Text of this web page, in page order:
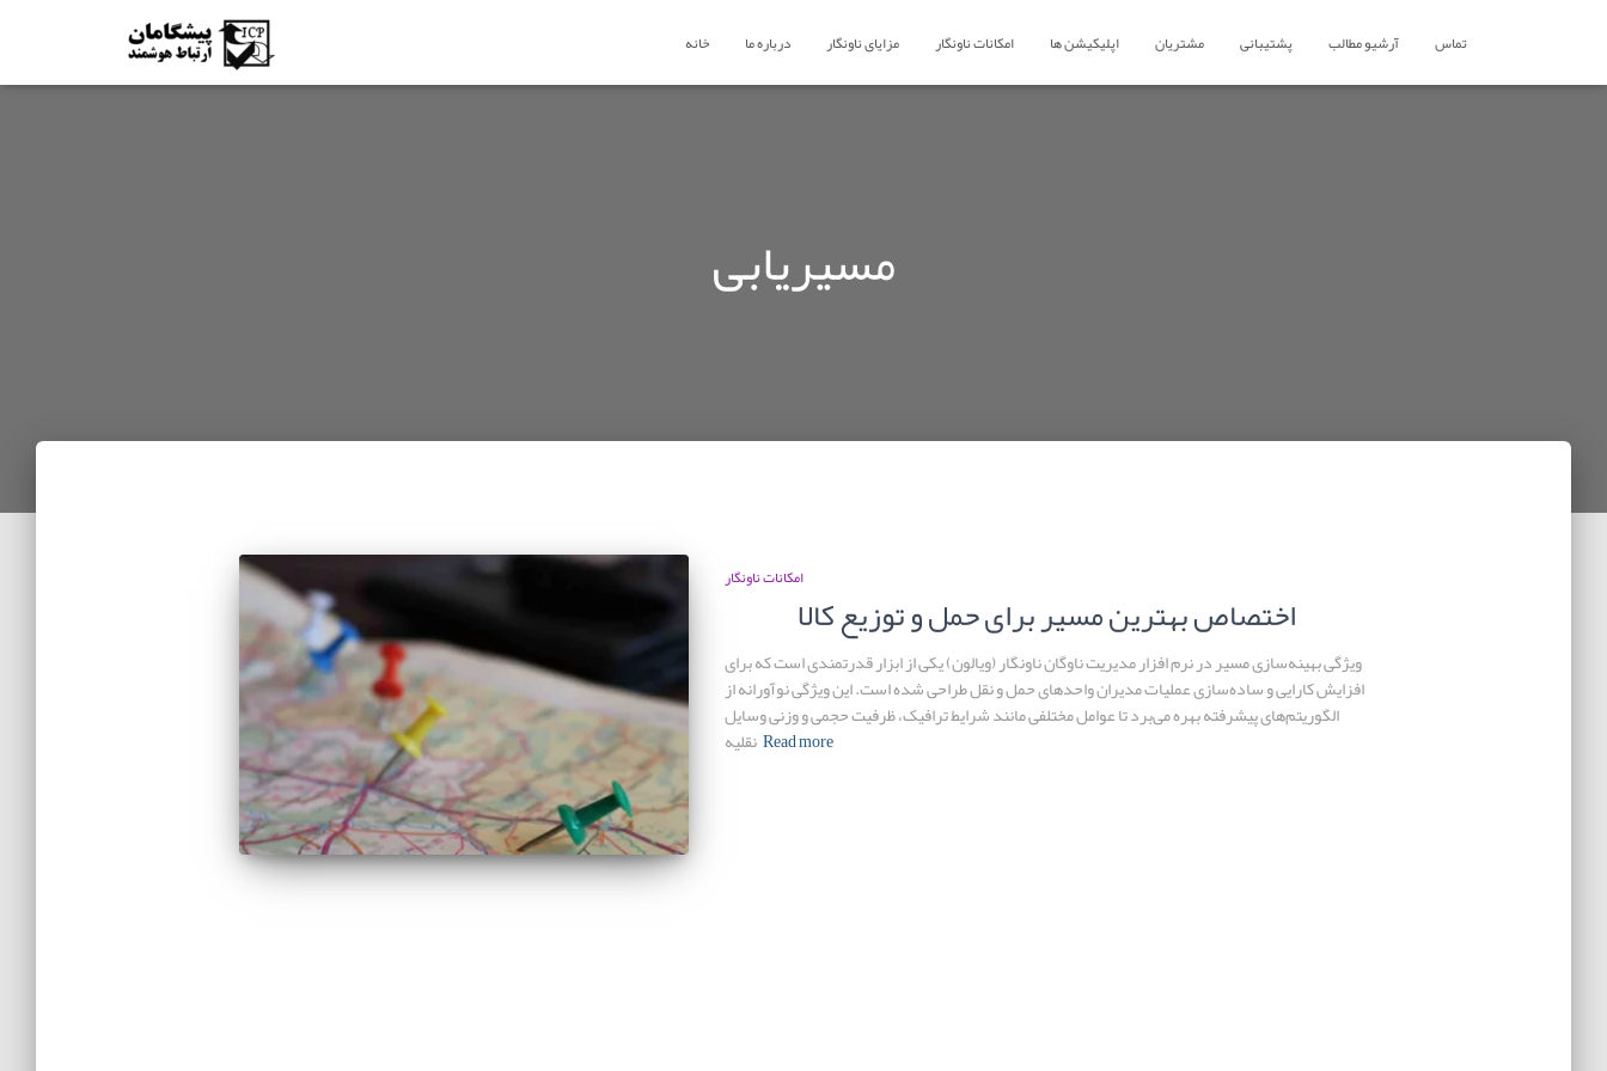
خانه درباره ما مزایای ناونگار امکانات ناونگار اپلیکیشن ها مشتریان پشتیبانی آرشیو مطالب تماس
مسیریابی
امکانات ناونگار
اختصاص بهترین مسیر برای حمل و توزیع کالا
ویژگی بهینه‌سازی مسیر در نرم افزار مدیریت ناوگان ناونگار (ویالون) یکی از ابزار قدرتمندی است که برای
افزایش کارایی و ساده‌سازی عملیات مدیران واحدهای حمل و نقل طراحی شده است. این ویژگی نوآورانه از
الگوریتم‌های پیشرفته بهره می‌برد تا عوامل مختلفی مانند شرایط ترافیک، ظرفیت حجمی و وزنی وسایل
نقلیهRead more